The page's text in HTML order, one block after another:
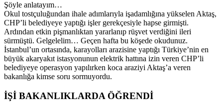
Şöyle anlatayım…
Okul tostçuluğundan ihale adımlarıyla işadamlığına yükselen Aktaş,
CHP’li belediyeye yaptığı işler gerekçesiyle hapse girmişti.
Ardından etkin pişmanlıktan yararlanıp rüşvet verdiğini ileri
sürmüştü. Gelgelelim… Geçen hafta bu köşede okudunuz.
İstanbul’un ortasında, karayolları arazisine yaptığı Türkiye’nin en
büyük akaryakıt istasyonunun elektrik hattına izin veren CHP’li
belediyeye operasyon yapılırken koca araziyi Aktaş’a veren
bakanlığa kimse soru sormuyordu.
İŞİ BAKANLIKLARDA ÖĞRENDİ